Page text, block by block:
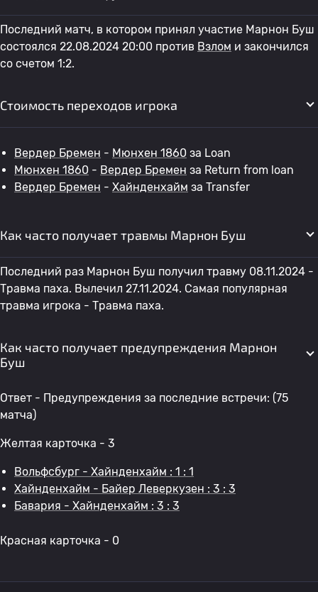
Последний матч, в котором принял участие Марнон Буш
состоялся 22.08.2024 20:00 против Взлом и закончился
со счетом 1:2.
Стоимость переходов игрока
Вердер Бремен - Мюнхен 1860 за Loan
Мюнхен 1860 - Вердер Бремен за Return from loan
Вердер Бремен - Хайнденхайм за Transfer
Как часто получает травмы Марнон Буш
Последний раз Марнон Буш получил травму 08.11.2024 -
Травма паха. Вылечил 27.11.2024. Самая популярная
травма игрока - Травма паха.
Как часто получает предупреждения Марнон
Буш
Ответ - Предупреждения за последние встречи: (75
матча)
Желтая карточка - 3
Вольфсбург - Хайнденхайм : 1 : 1
Хайнденхайм - Байер Леверкузен : 3 : 3
Бавария - Хайнденхайм : 3 : 3
Красная карточка - 0